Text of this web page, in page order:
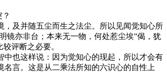
及并随五尘而生之法尘。所以见闻觉知心所
镜亦非台；本来无一物，何处惹尘埃”偈，犹
评断之必要。
也这样说：因为觉知心的现起，所以才会有
言。这是从二乘法所知的六识心的自性上